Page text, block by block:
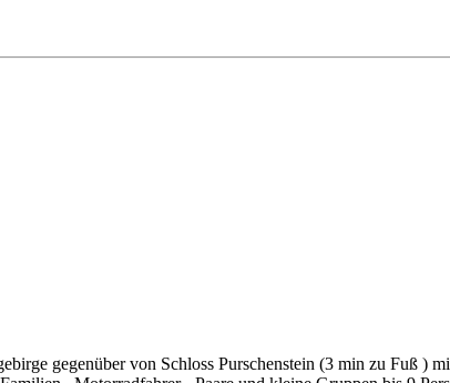
gegenüber von Schloss Purschenstein (3 min zu Fuß )